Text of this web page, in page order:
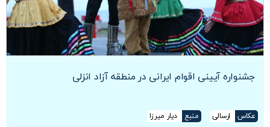
جشنواره آیینی اقوام ایرانی در منطقه آزاد انزلی
عکاس ارسالی منبع
دیار میرزا